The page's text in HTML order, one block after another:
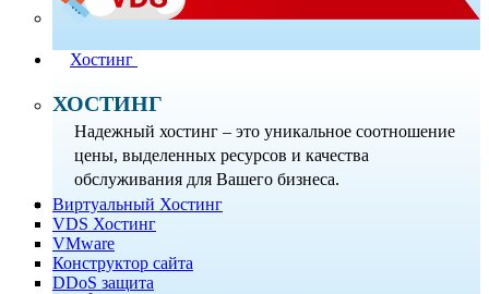
Хостинг
ХОСТИНГ
Надежный хостинг – это уникальное соотношение
цены, выделенных ресурсов и качества
обслуживания для Вашего бизнеса.
Виртуальный Хостинг
VDS Хостинг
VMware
Конструктор сайта
DDoS защита